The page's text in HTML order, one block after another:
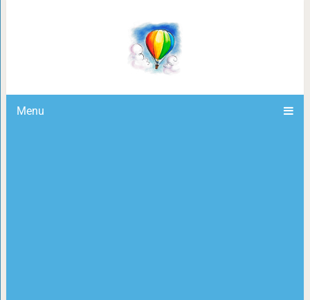
Menu
14 забавных случаев, когда
лучше лежанки, чем